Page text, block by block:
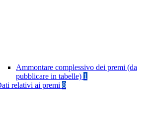
Ammontare complessivo dei premi (da
pubblicare in tabelle) 1
relativi ai premi 8